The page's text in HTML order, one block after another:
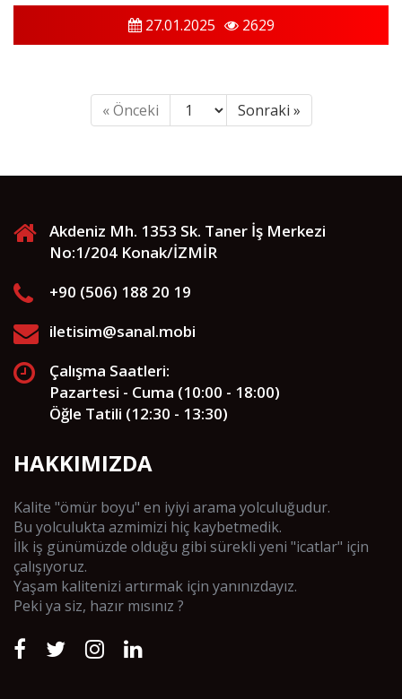
27.01.2025 2629
« Önceki Sonraki »
Akdeniz Mh. 1353 Sk. Taner İş Merkezi
No:1/204 Konak/İZMİR
+90 (506) 188 20 19
iletisim@sanal.mobi
Çalışma Saatleri:
Pazartesi - Cuma (10:00 - 18:00)
Öğle Tatili (12:30 - 13:30)
HAKKIMIZDA
Kalite "ömür boyu" en iyiyi arama yolculuğudur.
Bu yolculukta azmimizi hiç kaybetmedik.
İlk iş günümüzde olduğu gibi sürekli yeni "icatlar" için
çalışıyoruz.
Yaşam kalitenizi artırmak için yanınızdayız.
Peki ya siz, hazır mısınız ?